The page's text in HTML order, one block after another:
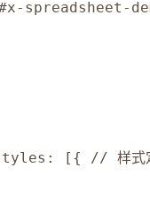
格 styles: